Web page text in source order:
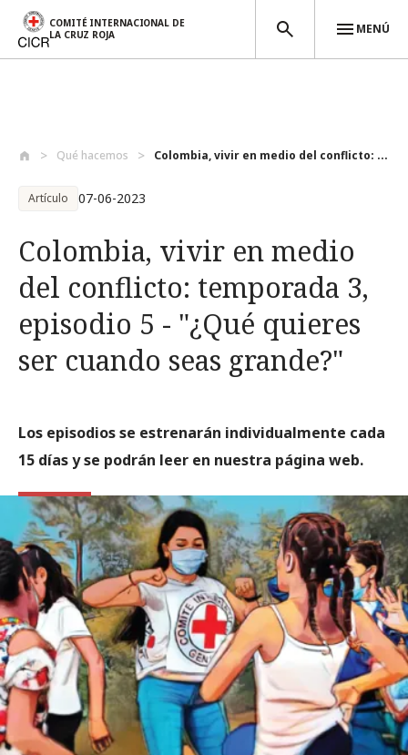
COMITÉ INTERNACIONAL DE
LA CRUZ ROJA
MENÚ
Qué hacemos Colombia, vivir en medio del conflicto: ...
Artículo 07-06-2023
Colombia, vivir en medio
del conflicto: temporada 3,
episodio 5 - "¿Qué quieres
ser cuando seas grande?"
Los episodios se estrenarán individualmente cada
15 días y se podrán leer en nuestra página web.